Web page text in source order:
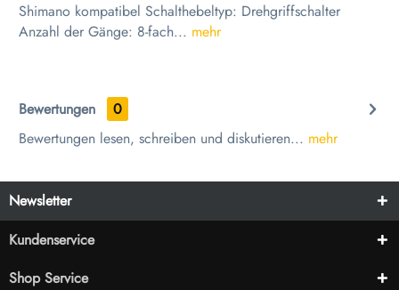
Shimano kompatibel Schalthebeltyp: Drehgriffschalter
Anzahl der Gänge: 8-fach... mehr
Bewertungen
0
Bewertungen lesen, schreiben und diskutieren... mehr
Newsletter
Kundenservice
Shop Service